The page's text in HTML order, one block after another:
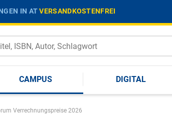
IN ATVERSANDKOSTENFREI
CAMPUS DIGITAL
Verrechnungspreise 2026